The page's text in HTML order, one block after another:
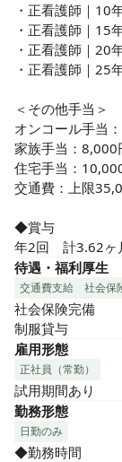
・正看護師｜10
・正看護師｜15
・正看護師｜20
・正看護師｜25
＜その他手当＞
オンコール手当
家族手当：
住宅手当：
交通費：上限
◆賞与
年2回　計3.62ヶ
待遇・福利厚生
交通費支給 社会保
社会保険完備
制服貸与
雇用形態
正社員（常勤）
試用期間あり
勤務形態
日勤のみ
◆勤務時間